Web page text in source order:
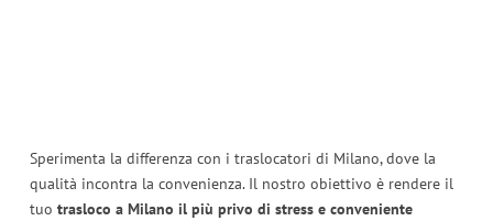
Sperimenta la differenza con i traslocatori di Milano, dove la
qualità incontra la convenienza. Il nostro obiettivo è rendere il
tuo trasloco a Milano il più privo di stress e conveniente